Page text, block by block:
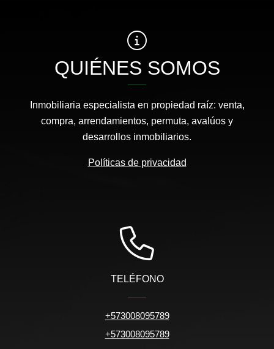
QUIÉNES SOMOS
Inmobiliaria especialista en propiedad raíz: venta,
compra, arrendamientos, permuta, avalúos y
desarrollos inmobiliarios.
Políticas de privacidad
TELÉFONO
+573008095789
+573008095789